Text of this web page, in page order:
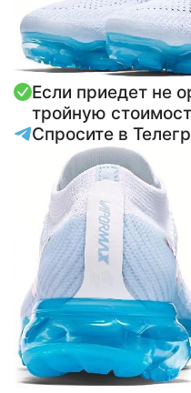
Если приедет не
тройную
Спросите в